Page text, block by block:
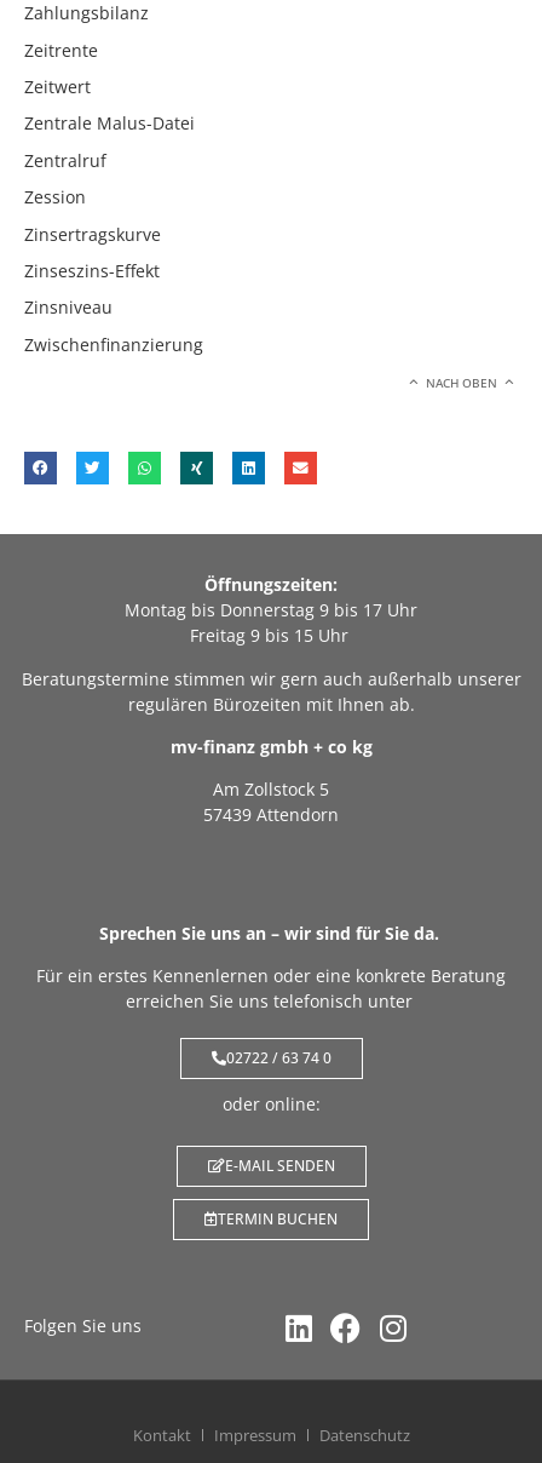
Zahlungsbilanz
Zeitrente
Zeitwert
Zentrale Malus-Datei
Zentralruf
Zession
Zinsertragskurve
Zinseszins-Effekt
Zinsniveau
Zwischenfinanzierung
NACH OBEN
Öffnungszeiten:
Montag bis Donnerstag 9 bis 17 Uhr
Freitag 9 bis 15 Uhr
Beratungstermine stimmen wir gern auch außerhalb unserer
regulären Bürozeiten mit Ihnen ab.
mv-finanz gmbh + co kg
Am Zollstock 5
57439 Attendorn
Sprechen Sie uns an – wir sind für Sie da.
Für ein erstes Kennenlernen oder eine konkrete Beratung
erreichen Sie uns telefonisch unter
02722 / 63 74 0
oder online:
E-MAIL SENDEN
TERMIN BUCHEN
Folgen Sie uns
Kontakt Impressum Datenschutz